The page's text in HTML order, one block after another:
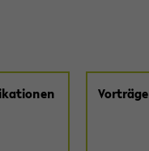
Vor­trä­ge